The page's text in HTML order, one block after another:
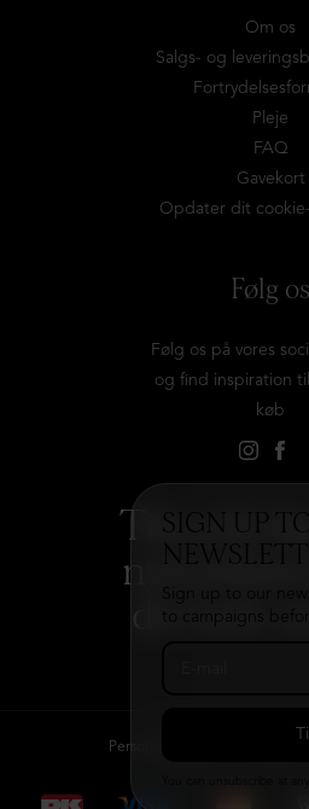
SIGN UP
Om os
Salgs- og
Pleje
FAQ
Gavekort
Opdater dit
Følg os
Følg os på vores
og find inspiration
køb
Tilmeld dig
Persondatapolitik